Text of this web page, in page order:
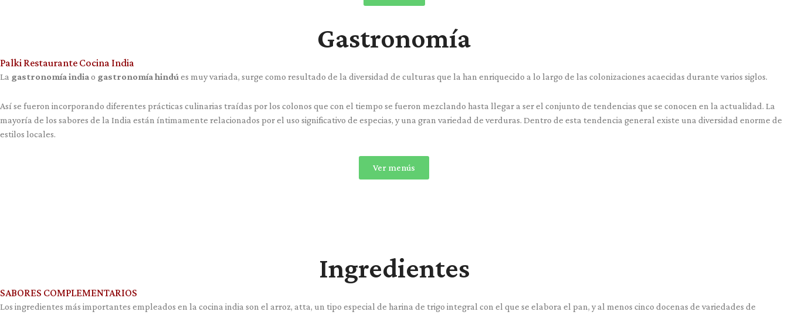
Gastronomía
Palki Restaurante Cocina India
La gastronomía india o gastronomía hindú es muy variada, surge como resultado de la diversidad de culturas que la han enriquecido a lo largo de las colonizaciones acaecidas durante varios siglos.
Así se fueron incorporando diferentes prácticas culinarias traídas por los colonos que con el tiempo se fueron mezclando hasta llegar a ser el conjunto de tendencias que se conocen en la actualidad. La
mayoría de los sabores de la India están íntimamente relacionados por el uso significativo de especias, y una gran variedad de verduras. Dentro de esta tendencia general existe una diversidad enorme de
estilos locales.
Ver menús
Ingredientes
SABORES COMPLEMENTARIOS
Los ingredientes más importantes empleados en la cocina india son el arroz, atta, un tipo especial de harina de trigo integral con el que se elabora el pan, y al menos cinco docenas de variedades de